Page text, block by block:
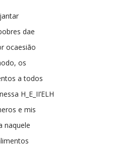
dae
ocaesião
os
a todos
H_E_II’ELH
e mis
naquele